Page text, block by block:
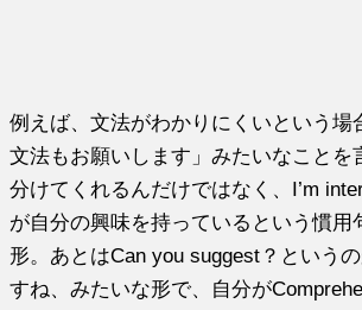
例えば、文法がわかりにくいという場
文法もお願いします」みたいなことを
分けてくれるんだけではなく、I’m
が自分の興味を持っているという慣用
形。あとはCan you suggest？という
すね、みたいな形で、自分が